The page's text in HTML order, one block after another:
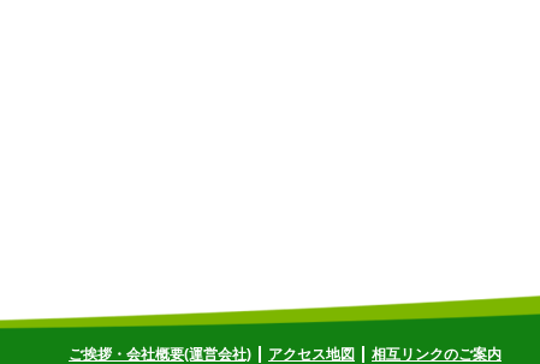
ご挨拶・会社概要(運営会社) アクセス地図 相互リンクのご案内